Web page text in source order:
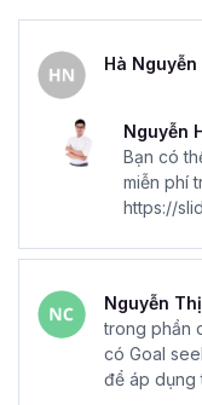
Hà Nguyễn
Nguyễn
Bạn có
miễn phí
https://
Nguyễn
trong phần
có Goal
để áp dụng